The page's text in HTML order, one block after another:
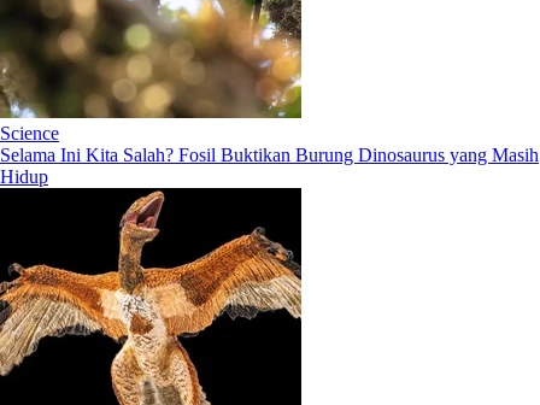
Science
Selama Ini Kita Salah? Fosil Buktikan Burung Dinosaurus yang Masih
Hidup